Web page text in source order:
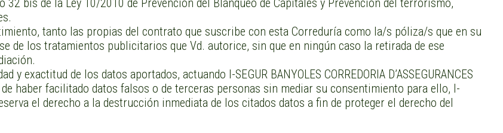
bis de la Ley 10/2010 de Prevención del Blanqueo de Capitales y Prevención del terrorismo,
tanto las propias del contrato que suscribe con esta Correduría como la/s póliza/s que en su
de los tratamientos publicitarios que Vd. autorice, sin que en ningún caso la retirada de ese
exactitud de los datos aportados, actuando I-SEGUR BANYOLES CORREDORIA D’ASSEGURANCES
haber facilitado datos falsos o de terceras personas sin mediar su consentimiento para ello, I-
reserva el derecho a la destrucción inmediata de los citados datos a fin de proteger el derecho del